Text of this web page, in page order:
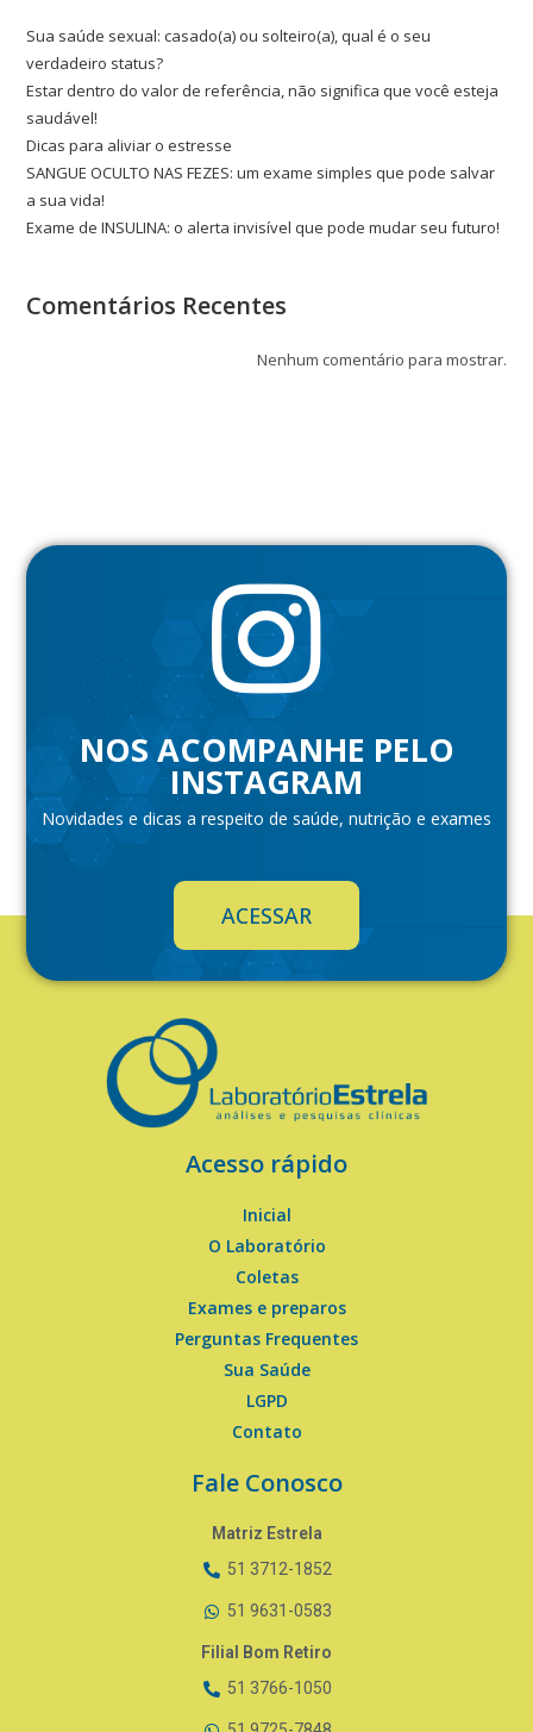
Sua saúde sexual: casado(a) ou solteiro(a), qual é o seu
verdadeiro status?
Estar dentro do valor de referência, não significa que você esteja
saudável!
Dicas para aliviar o estresse
SANGUE OCULTO NAS FEZES: um exame simples que pode salvar
a sua vida!
Exame de INSULINA: o alerta invisível que pode mudar seu futuro!
Comentários Recentes
Nenhum comentário para mostrar.
NOS ACOMPANHE PELO
INSTAGRAM
Novidades e dicas a respeito de saúde, nutrição e exames
ACESSAR
Acesso rápido
Inicial
O Laboratório
Coletas
Exames e preparos
Perguntas Frequentes
Sua Saúde
LGPD
Contato
Fale Conosco
Matriz Estrela
51 3712-1852
51 9631-0583
Filial Bom Retiro
51 3766-1050